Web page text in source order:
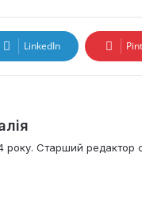
LinkedIn
року. Старший редактор